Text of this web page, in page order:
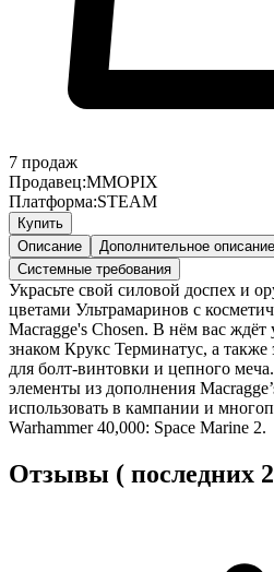
7 продаж
Продавец:MMOPIX
Платформа:STEAM
Купить
Описание
Дополнительное описание
Системные требования
Украсьте свой силовой доспех и
цветами Ультрамаринов с
Macragge's Chosen. В нём вас
знаком Крукс Терминатус, а
для болт-винтовки и цепного
элементы из дополнения
использовать в кампании и
Warhammer 40,000: Space Marine 2.
Отзывы ( последних